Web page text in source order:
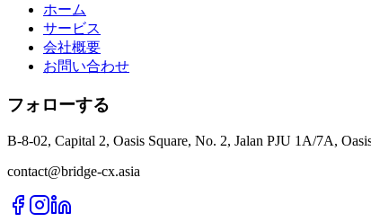
ホーム
サービス
会社概要
お問い合わせ
フォローする
B-8-02, Capital 2, Oasis Square, No. 2, Jalan PJU 1A/7A,
contact@bridge-cx.asia